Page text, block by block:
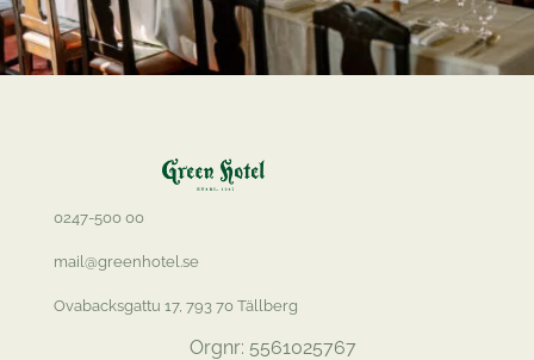
0247-500 00
mail@greenhotel.se
Ovabacksgattu 17, 793 70 Tällberg
Orgnr: 5561025767